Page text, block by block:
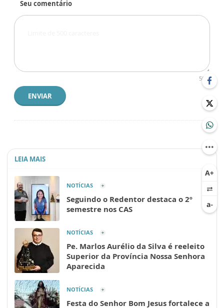
Seu comentário
500
ENVIAR
LEIA MAIS
NOTÍCIAS
Seguindo o Redentor destaca o 2º
semestre nos CAS
NOTÍCIAS
Pe. Marlos Aurélio da Silva é reeleito
Superior da Província Nossa Senhora
Aparecida
NOTÍCIAS
Festa do Senhor Bom Jesus fortalece a